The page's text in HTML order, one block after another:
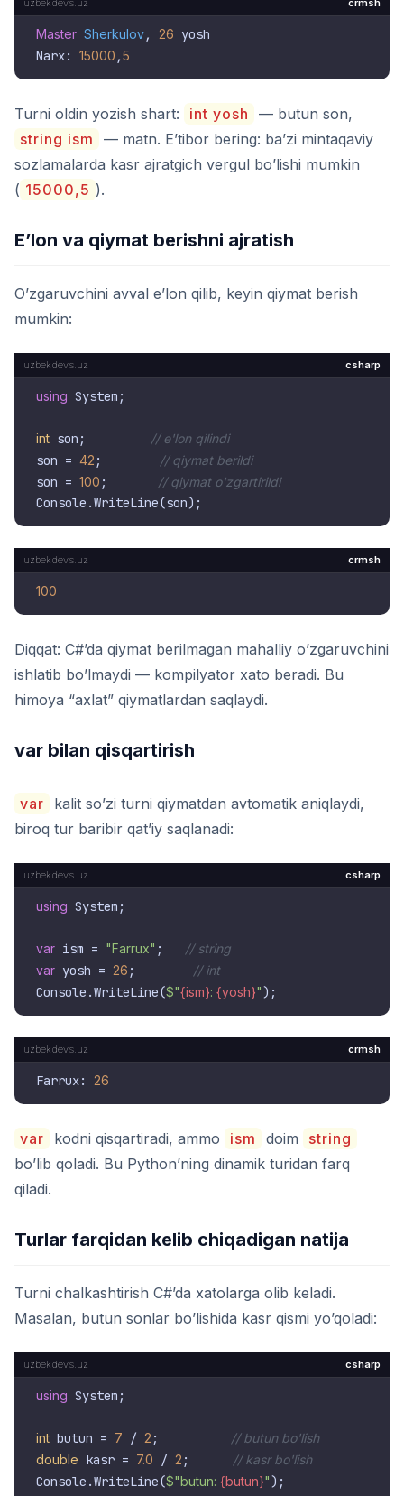
crmsh
Master Sherkulov, 26 yosh
Narx: 15000 ,5
Turni oldin yozish shart: int yosh
— butun son,
string ism
— matn. E’tibor bering: ba’zi mintaqaviy
sozlamalarda kasr ajratgich vergul bo’lishi mumkin
( 15000,5 ).
E’lon va qiymat berishni ajratish
O’zgaruvchini avval e’lon qilib, keyin qiymat berish
mumkin:
csharp
using System;
int son; // e'lon qilindi
son = 42 ; // qiymat berildi
son = 100 ; // qiymat o'zgartirildi
crmsh
100
Diqqat: C#’da qiymat berilmagan mahalliy o’zgaruvchini
ishlatib bo’lmaydi — kompilyator xato beradi. Bu
himoya “axlat” qiymatlardan saqlaydi.
var bilan qisqartirish
var
kalit so’zi turni qiymatdan avtomatik aniqlaydi,
biroq tur baribir qat’iy saqlanadi:
csharp
using System;
var ism = "Farrux" ; // string
var yosh = 26 ; // int
Console.WriteLine($"{ism}: {yosh}"
crmsh
Farrux: 26
var kodni qisqartiradi, ammo ism doim
string
bo’lib qoladi. Bu Python’ning dinamik turidan farq
qiladi.
Turlar farqidan kelib chiqadigan natija
Turni chalkashtirish C#’da xatolarga olib keladi.
Masalan, butun sonlar bo’lishida kasr qismi yo’qoladi:
csharp
using System;
int butun = 7 / 2 ; // butun bo'lish
double kasr = 7.0 / 2 ; // kasr bo'lish
Console.WriteLine($"butun: {butun}");